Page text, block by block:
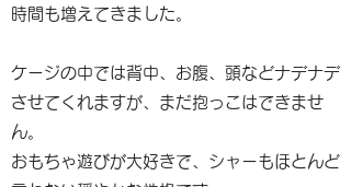
時間も増えてきました。
ケージの中では背中、お腹、頭などナデナデ
させてくれますが、まだ抱っこはできませ
ん。
おもちゃ遊びが大好きで、シャーもほとんど